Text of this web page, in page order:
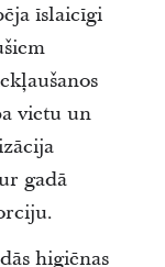
īslaicīgi
vietu un
gadā
higiēnas